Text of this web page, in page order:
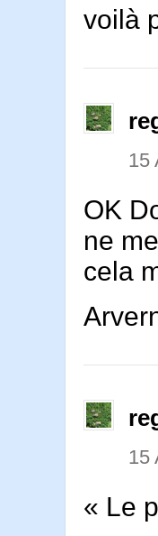
voilà
15
OK
ne
cela
15
« Le